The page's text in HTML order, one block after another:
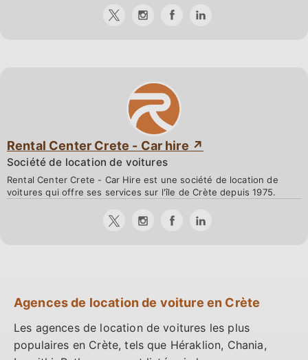
Rental Center Crete - Car hire
Société de location de voitures
Rental Center Crete - Car Hire est une société de location de
voitures qui offre ses services sur l'île de Crète depuis 1975.
Agences de location de voiture en Crète
Les agences de location de voitures les plus
populaires en Crète, tels que Héraklion, Chania,